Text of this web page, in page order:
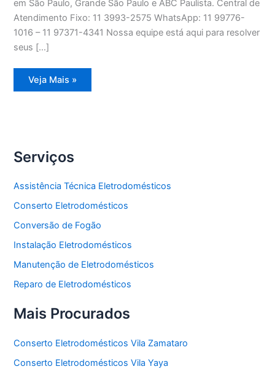
em São Paulo, Grande São Paulo e ABC Paulista. Central de
Atendimento Fixo: 11 3993-2575 WhatsApp: 11 99776-
1016 – 11 97371-4341 Nossa equipe está aqui para resolver
seus […]
Conserto
Eletrodomésticos
Veja Mais »
Serviços
Assistência Técnica Eletrodomésticos
Conserto Eletrodomésticos
Conversão de Fogão
Instalação Eletrodomésticos
Manutenção de Eletrodomésticos
Reparo de Eletrodomésticos
Mais Procurados
Conserto Eletrodomésticos Vila Zamataro
Conserto Eletrodomésticos Vila Yaya